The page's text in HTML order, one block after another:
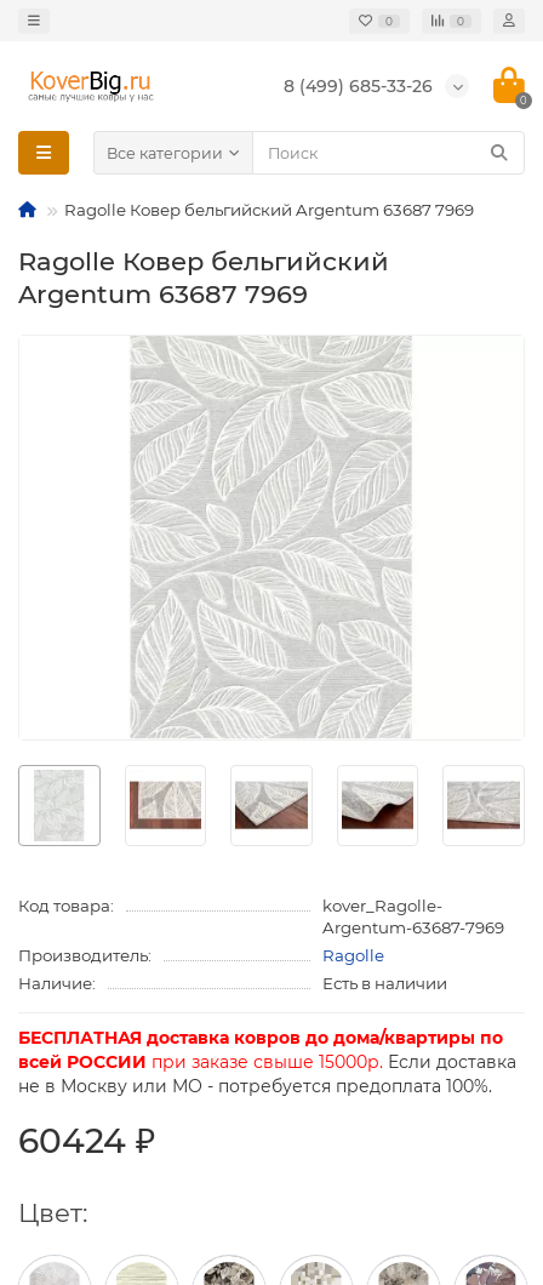
0 0
8 (499) 685-33-26
0
Все категории
Ragolle Ковер бельгийский Argentum 63687 7969
Ragolle Ковер бельгийский
Argentum 63687 7969
Код товара:
kover_Ragolle-
Argentum-63687-7969
Производитель:
Ragolle
Наличие:
Есть в наличии
БЕСПЛАТНАЯ доставка ковров до дома/квартиры по
всей РОССИИ при заказе свыше 15000р. Если доставка
не в Москву или МО - потребуется предоплата 100%.
60424 ₽
Цвет: